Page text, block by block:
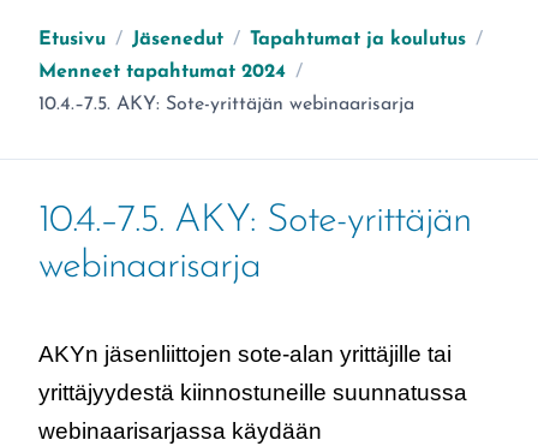
Etusivu / Jäsenedut / Tapahtumat ja koulutus /
Menneet tapahtumat 2024 /
Olet täällä:
10.4.–7.5. AKY: Sote-yrittäjän webinaarisarja
10.4.–7.5. AKY: Sote-yrittäjän
webinaarisarja
AKYn jäsenliittojen sote-alan yrittäjille tai
yrittäjyydestä kiinnostuneille suunnatussa
webinaarisarjassa käydään